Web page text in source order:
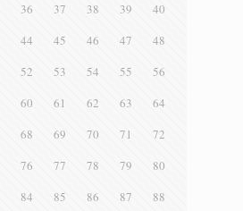
36 37 38 39
40
44 45 46 47
48
52 53 54 55
56
60 61 62 63
64
68 69 70 71
72
76 77 78 79
80
84 85 86 87
88